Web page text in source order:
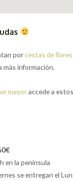
porcestas de
más información.
mayoraccede a
en la península
se entregan el